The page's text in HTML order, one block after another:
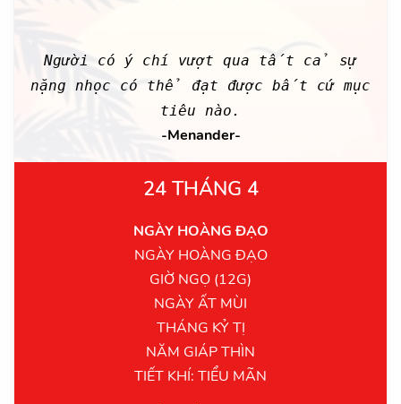
Người có ý chí vượt qua tất cả sự
nặng nhọc có thể đạt được bất cứ mục
tiêu nào.
-Menander-
24 THÁNG 4
NGÀY HOÀNG ĐẠO
NGÀY HOÀNG ĐẠO
GIỜ NGỌ (12G)
NGÀY ẤT MÙI
THÁNG KỶ TỊ
NĂM GIÁP THÌN
TIẾT KHÍ: TIỂU MÃN